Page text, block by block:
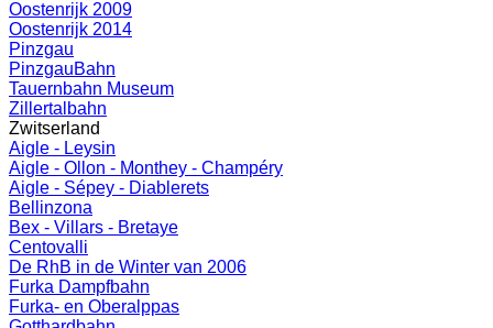
Oostenrijk 2009
Oostenrijk 2014
Pinzgau
PinzgauBahn
Tauernbahn Museum
Zillertalbahn
Zwitserland
Aigle - Leysin
Aigle - Ollon - Monthey - Champéry
Aigle - Sépey - Diablerets
Bellinzona
Bex - Villars - Bretaye
Centovalli
De RhB in de Winter van 2006
Furka Dampfbahn
Furka- en Oberalppas